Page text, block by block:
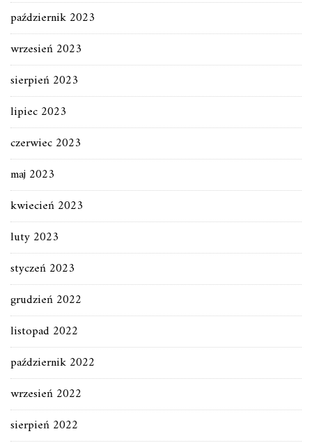
październik 2023
wrzesień 2023
sierpień 2023
lipiec 2023
czerwiec 2023
maj 2023
kwiecień 2023
luty 2023
styczeń 2023
grudzień 2022
listopad 2022
październik 2022
wrzesień 2022
sierpień 2022